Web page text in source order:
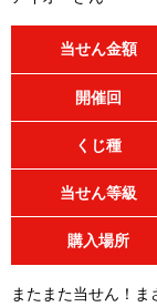
当せん金額
開催回
くじ種
当せん等級
購入場所
またまた当せん！ま